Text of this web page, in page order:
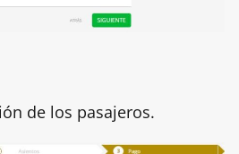
de los pasajeros.